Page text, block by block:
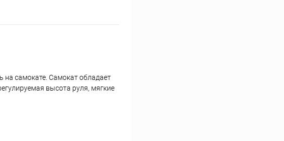
на самокате. Самокат обладает
высота руля, мягкие